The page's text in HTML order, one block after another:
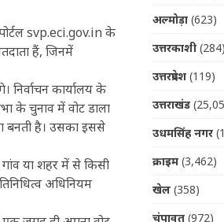
svp.eci.gov.in के
हैं, जिनमें
कार्यालय के
के चुनाव में वोट डाला
बनती है। उसका इससे
या शहर में से किसी
अधिनियम
अल्मोड़ा(623)
उत्तरकाशी(284)
उत्तरप्रदेश(119)
उत्तराखंड
उधमसिंह नगर
क्राइम(3,462)
खेल(358)
चंपावत(972)